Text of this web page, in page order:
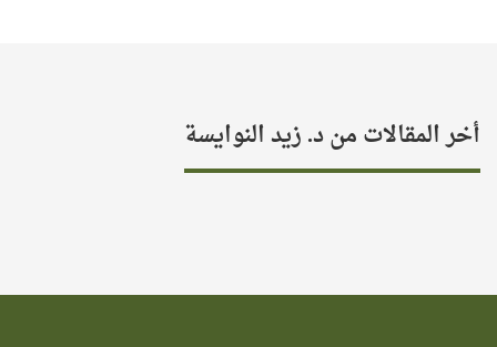
أخر المقالات من د. زيد النوايسة